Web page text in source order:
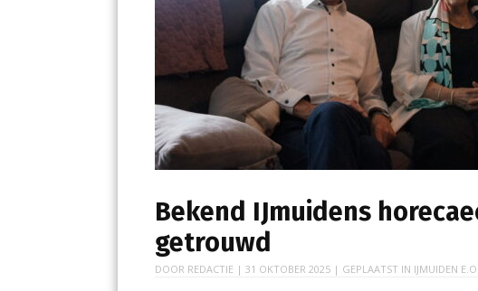
Bekend IJmuidens
getrouwd
DOOR REDACTIE |31 OKTOBER 2025 | GEPLAATST IN IJMUIDEN E.O.